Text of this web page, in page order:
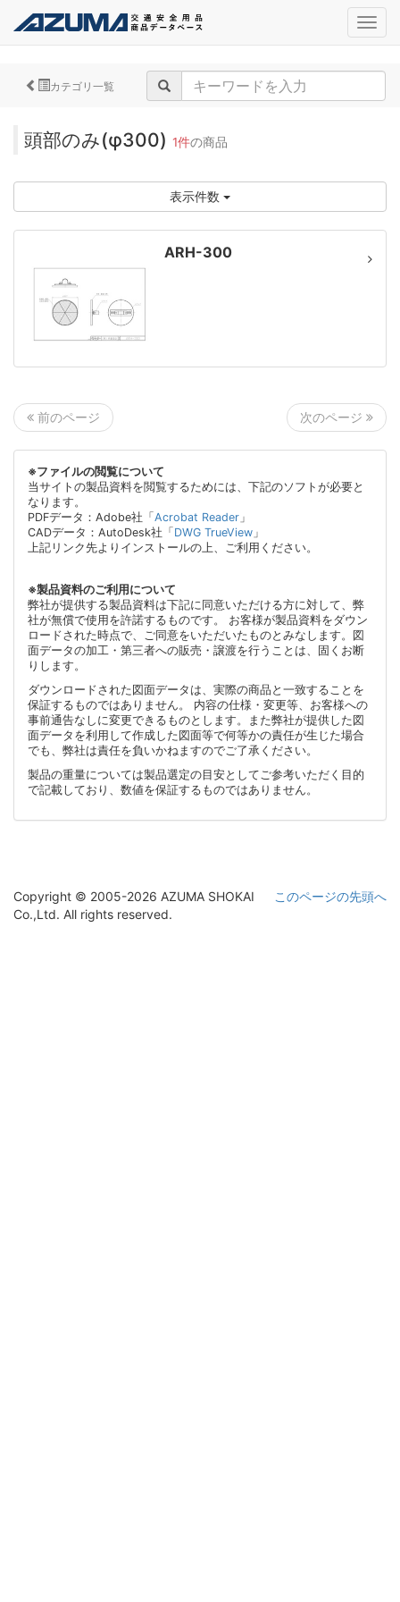
カテゴリ一覧
頭部のみ(φ300) 1件の商品
表示件数
ARH-300
前のページ 次のページ
※ファイルの閲覧について
当サイトの製品資料を閲覧するためには、下記のソフトが必要と
なります。
PDFデータ：Adobe社「Acrobat Reader 」
CADデータ：AutoDesk社「DWG TrueView 」
上記リンク先よりインストールの上、ご利用ください。
※製品資料のご利用について
弊社が提供する製品資料は下記に同意いただける方に対して、弊
社が無償で使用を許諾するものです。 お客様が製品資料をダウン
ロードされた時点で、ご同意をいただいたものとみなします。図
面データの加工・第三者への販売・譲渡を行うことは、固くお断
りします。
ダウンロードされた図面データは、実際の商品と一致することを
保証するものではありません。 内容の仕様・変更等、お客様への
事前通告なしに変更できるものとします。また弊社が提供した図
面データを利用して作成した図面等で何等かの責任が生じた場合
でも、弊社は責任を負いかねますのでご了承ください。
製品の重量については製品選定の目安としてご参考いただく目的
で記載しており、数値を保証するものではありません。
このページの先頭へ
Copyright © 2005-2026 AZUMA SHOKAI
Co.,Ltd. All rights reserved.